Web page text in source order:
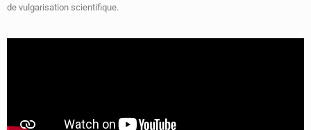
de vulgarisation scientifique.